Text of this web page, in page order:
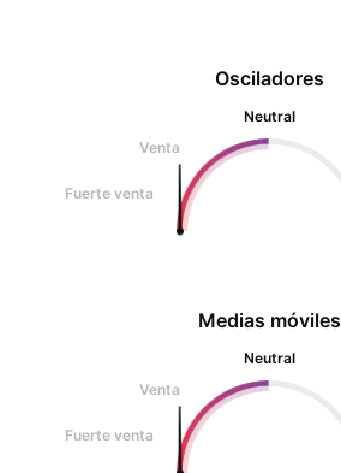
Osciladores
Neutral
Venta
Fuerte venta
Medias móviles
Neutral
Venta
Fuerte venta